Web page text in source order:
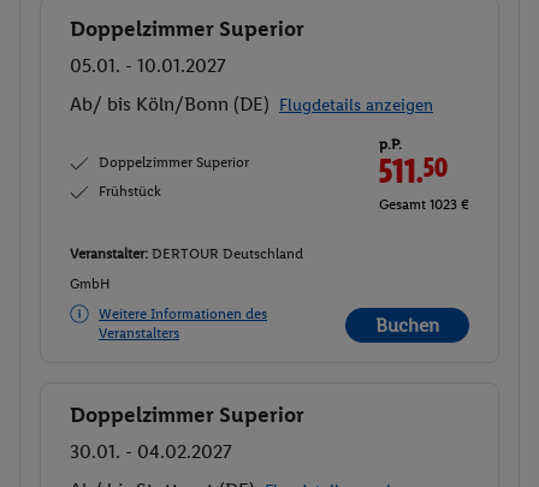
Buchen
Doppelzimmer Superior
05.01. - 10.01.2027
Ab/ bis Köln/Bonn (DE) Flugdetails anzeigen
Doppelzimmer Superior
Frühstück
p.P.
511.50
Gesamt 1023 €
Veranstalter: DERTOUR Deutschland
GmbH
Weitere Informationen des
Veranstalters
Buchen
Buchen
Doppelzimmer Superior
30.01. - 04.02.2027